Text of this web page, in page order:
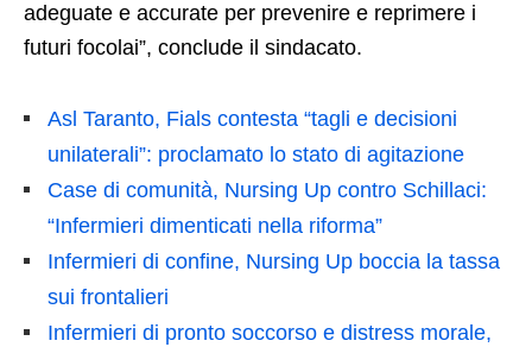
adeguate e accurate per prevenire e reprimere i
futuri focolai”, conclude il sindacato.
Asl Taranto, Fials contesta “tagli e decisioni
unilaterali”: proclamato lo stato di agitazione
Case di comunità, Nursing Up contro Schillaci:
“Infermieri dimenticati nella riforma”
Infermieri di confine, Nursing Up boccia la tassa
sui frontalieri
Infermieri di pronto soccorso e distress morale,